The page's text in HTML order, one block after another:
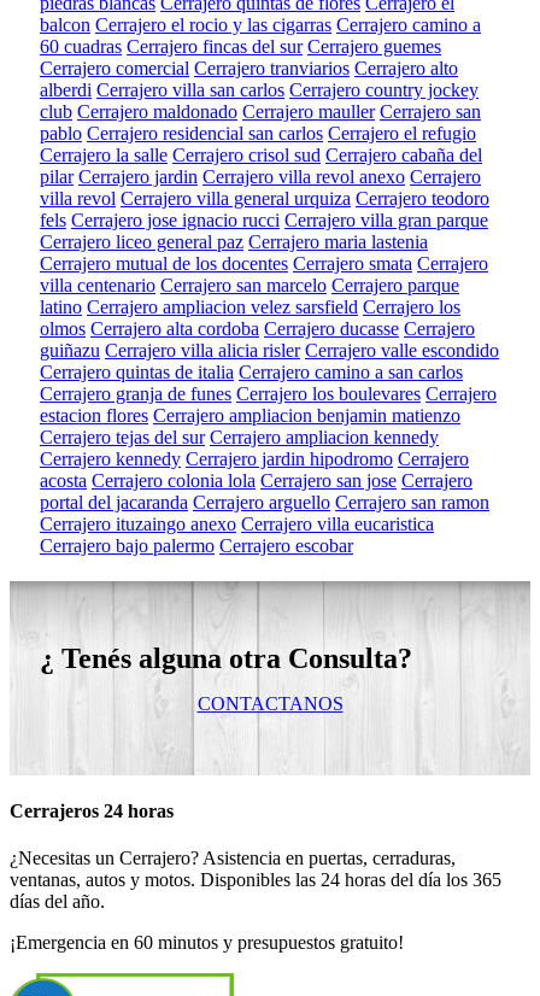
balcon Cerrajero el rocio y las cigarras Cerrajero camino a
60 cuadras Cerrajero fincas del sur Cerrajero guemes
Cerrajero comercial Cerrajero tranviarios Cerrajero alto
alberdi Cerrajero villa san carlos Cerrajero country jockey
club Cerrajero maldonado Cerrajero mauller Cerrajero san
pablo Cerrajero residencial san carlos Cerrajero el refugio
Cerrajero la salle Cerrajero crisol sud Cerrajero cabaña del
pilar Cerrajero jardin Cerrajero villa revol anexo Cerrajero
villa revol Cerrajero villa general urquiza Cerrajero teodoro
fels Cerrajero jose ignacio rucci Cerrajero villa gran parque
Cerrajero liceo general paz Cerrajero maria lastenia
Cerrajero mutual de los docentes Cerrajero smata Cerrajero
villa centenario Cerrajero san marcelo Cerrajero parque
latino Cerrajero ampliacion velez sarsfield Cerrajero los
olmos Cerrajero alta cordoba Cerrajero ducasse Cerrajero
guiñazu Cerrajero villa alicia risler Cerrajero valle escondido
Cerrajero quintas de italia Cerrajero camino a san carlos
Cerrajero granja de funes Cerrajero los boulevares Cerrajero
estacion flores Cerrajero ampliacion benjamin matienzo
Cerrajero tejas del sur Cerrajero ampliacion kennedy
Cerrajero kennedy Cerrajero jardin hipodromo Cerrajero
acosta Cerrajero colonia lola Cerrajero san jose Cerrajero
portal del jacaranda Cerrajero arguello Cerrajero san ramon
Cerrajero ituzaingo anexo Cerrajero villa eucaristica
Cerrajero bajo palermo Cerrajero escobar
¿ Tenés alguna otra Consulta?
CONTACTANOS
Cerrajeros 24 horas
¿Necesitas un Cerrajero? Asistencia en puertas, cerraduras,
ventanas, autos y motos. Disponibles las 24 horas del día los 365
días del año.
¡Emergencia en 60 minutos y presupuestos gratuito!